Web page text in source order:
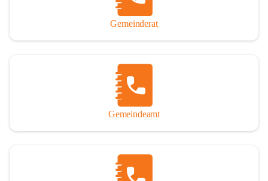
Gemeinderat
Gemeindeamt